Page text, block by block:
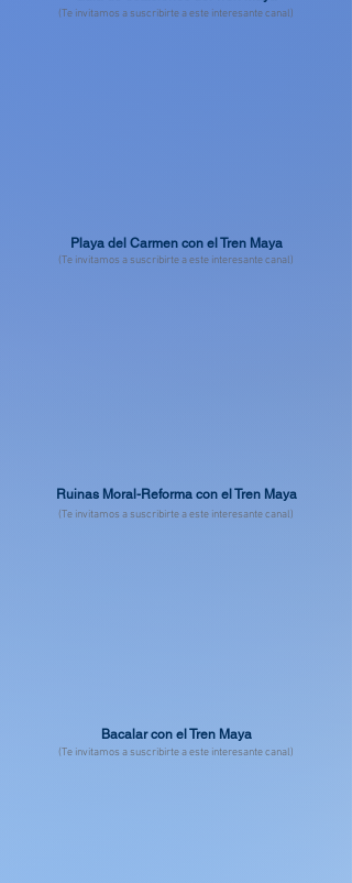
(Te invitamos a suscribirte a este interesante canal)
Playa del Carmen con el Tren Maya
(Te invitamos a suscribirte a este interesante canal)
Ruinas Moral-Reforma con el Tren Maya
(Te invitamos a suscribirte a este interesante canal)
Bacalar con el Tren Maya
(Te invitamos a suscribirte a este interesante canal)